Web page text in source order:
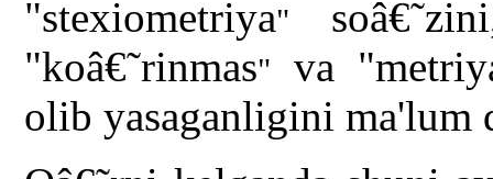
"stexiometriya"
"koâ€˜rinmas"
va
olib yasaganligini ma'lum